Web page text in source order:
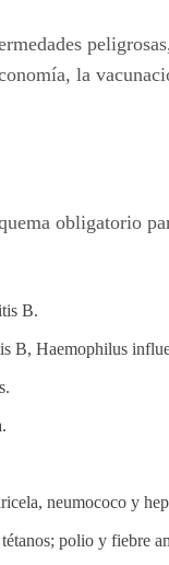
la
obligatorio
B.
B, Haemophilus
neumococo y
polio y fiebre